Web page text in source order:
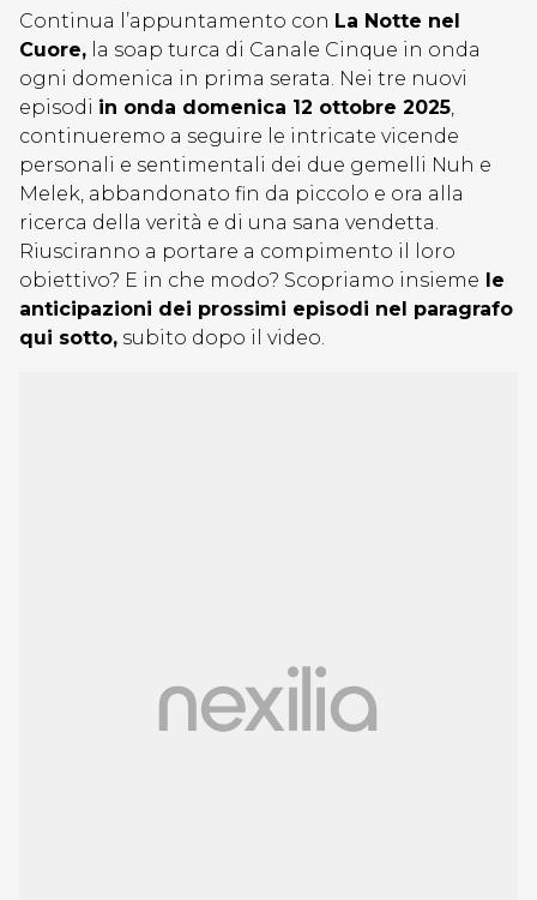
Continua l’appuntamento con La Notte nel
Cuore, la soap turca di Canale Cinque in onda
ogni domenica in prima serata. Nei tre nuovi
episodi in onda domenica 12 ottobre 2025,
continueremo a seguire le intricate vicende
personali e sentimentali dei due gemelli Nuh e
Melek, abbandonato fin da piccolo e ora alla
ricerca della verità e di una sana vendetta.
Riusciranno a portare a compimento il loro
obiettivo? E in che modo? Scopriamo insieme le
anticipazioni dei prossimi episodi nel paragrafo
qui sotto, subito dopo il video.